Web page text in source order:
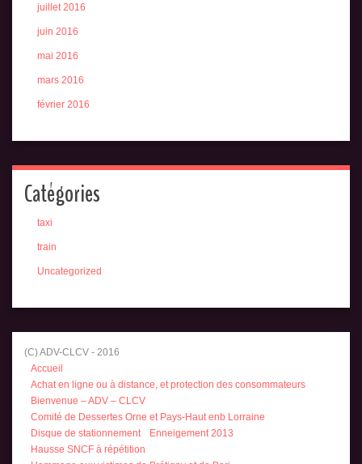
juillet 2016
juin 2016
mai 2016
mars 2016
février 2016
Catégories
taxi
train
Uncategorized
(C) ADV-CLCV - 2016
Accueil
Achat en ligne ou à distance, et protection des consommateurs
Bienvenue – ADV – CLCV
Comité de Dessertes Orne et Pays-Haut enb Lorraine
Disque de stationnement
Enneigement 2013
Hausse SNCF à répétition